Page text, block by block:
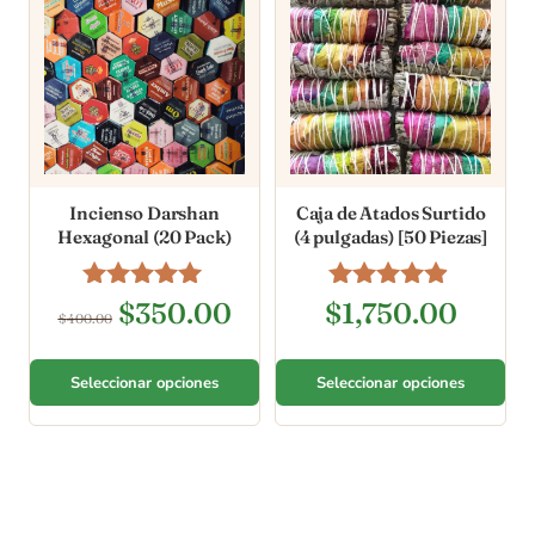
Incienso Darshan
Hexagonal (20 Pack)
Valorado en
5.00
$400.00 $350.00
Seleccionar opciones
Caja de Atados Surtido
(4 pulgadas) [50 Piezas]
Valorado en
4.78
$1,750.00
Seleccionar opciones